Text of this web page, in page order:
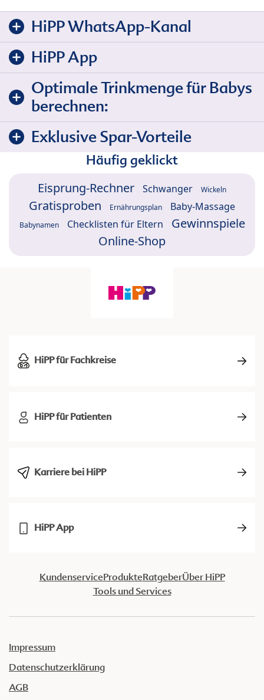
HiPP WhatsApp-Kanal
HiPP App
Optimale Trinkmenge für Babys
berechnen:
Exklusive Spar-Vorteile
Häufig geklickt
Eisprung-Rechner Schwanger Wickeln
Gratisproben Ernährungsplan Baby-Massage
Babynamen Checklisten für Eltern
Gewinnspiele
Online-Shop
HiPP für Fachkreise
HiPP für Patienten
Karriere bei HiPP
HiPP App
KundenserviceProdukteRatgeberÜber HiPP
Tools und Services
Impressum
Datenschutzerklärung
AGB